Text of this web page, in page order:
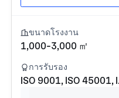
ขนาดโรงงาน
1,000-3,000 ㎡
การรับรอง